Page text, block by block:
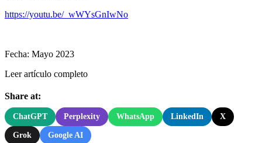
https://youtu.be/_wWYsGnIwNo
Fecha: Mayo 2023
Leer artículo completo
Share at:
ChatGPT Perplexity WhatsApp LinkedIn X
Grok Google AI